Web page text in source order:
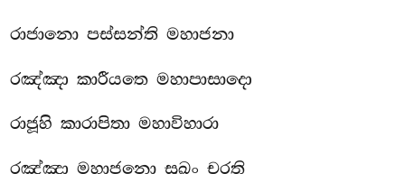
රාජානො පස්සන්ති මහාජනා
රඤ්ඤා කාරීයතෙ මහාපාසාදො
රාජූහි කාරාපිතා මහාවිහාරා
රඤ්ඤා මහාජනො සුඛං චරති